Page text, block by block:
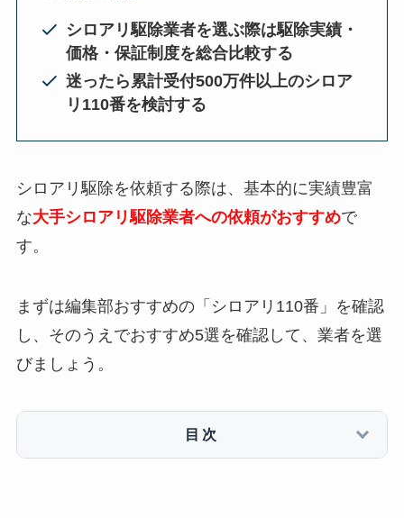
シロアリ駆除業者を選ぶ際は駆除実績・
価格・保証制度を総合比較する
迷ったら累計受付500万件以上のシロア
リ110番を検討する
シロアリ駆除を依頼する際は、基本的に実績豊富
な大手シロアリ駆除業者への依頼がおすすめで
す。
まずは編集部おすすめの「シロアリ110番」を確認
し、そのうえでおすすめ5選を確認して、業者を選
びましょう。
目次